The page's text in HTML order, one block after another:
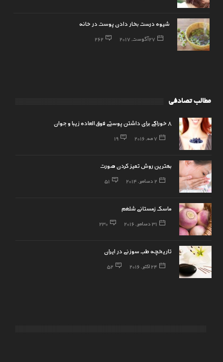
شیوه درست بخار دادن پوست در خانه
27 آگوست, 2017 262
مطالب تصادفی
8 خوراکی برای داشتن پوستی فوق‌العاده زیبا و جوان
7 مه, 2016 19
بهترین روش تمیز کردن صورت
2 دسامبر, 2014 51
ماسک زمستانی شلغم
31 دسامبر, 2016 230
تاریخچه طب سوزنی در ایران
24 اکتبر, 2016 52